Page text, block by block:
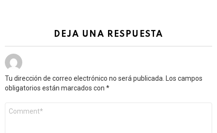
DEJA UNA RESPUESTA
Tu dirección de correo electrónico no será publicada.
Los campos
obligatorios están marcados con *